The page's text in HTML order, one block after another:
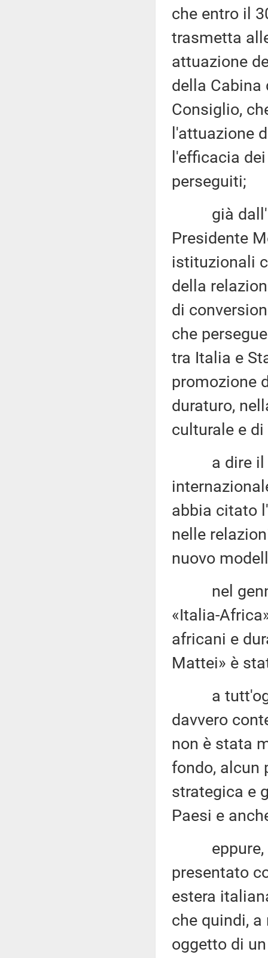
che entro il
trasmetta
attuazione
della Cabina
Consiglio,
l'attuazione
l'efficacia
perseguiti;
già
Presidente
istituzionali
della
di
che
tra Italia e
promozione
duraturo,
culturale e di
a dire il
abbia citato
nelle
nuovo
nel
«Italia-
africani e
Mattei» è
a tutt'oggi
davvero
non è stata
fondo, alcun
strategica e
Paesi e
eppure, il
presentato
estera
che quindi, a
oggetto di